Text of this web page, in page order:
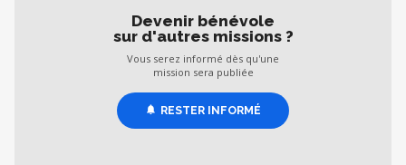
Devenir bénévole
sur d'autres missions ?
Vous serez informé dès qu'une
mission sera publiée
RESTER INFORMÉ